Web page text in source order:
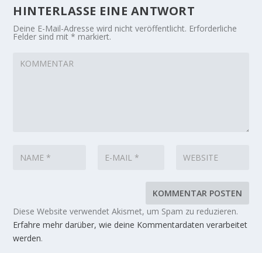
HINTERLASSE EINE ANTWORT
Deine E-Mail-Adresse wird nicht veröffentlicht. Erforderliche
Felder sind mit* markiert.
Diese Website verwendet Akismet, um Spam zu reduzieren.
Erfahre mehr darüber, wie deine Kommentardaten verarbeitet
werden.